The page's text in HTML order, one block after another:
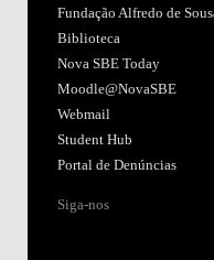
Fundação Alfredo de
Biblioteca
Nova SBE Today
Moodle@NovaSBE
Webmail
Student Hub
Portal de Denúncias
Siga-nos